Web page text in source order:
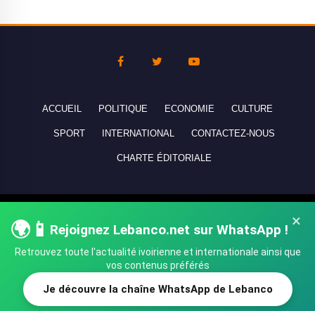
SHARE TWEET
×
🌍📱 Rejoignez Lebanco.net sur WhatsApp !
Retrouvez toute l'actualité ivoirienne et internationale ainsi que
vos contenus préférés
Je découvre la chaîne WhatsApp de Lebanco
ACCUEIL POLITIQUE ECONOMIE CULTURE
SPORT INTERNATIONAL CONTACTEZ-NOUS
CHARTE ÉDITORIALE
réservés - All rights reserved.